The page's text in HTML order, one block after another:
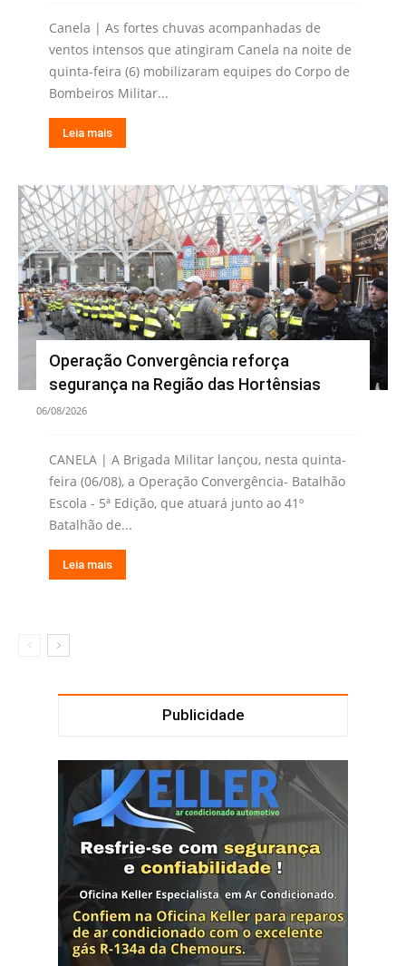
Canela | As fortes chuvas acompanhadas de
ventos intensos que atingiram Canela na noite de
quinta-feira (6) mobilizaram equipes do Corpo de
Bombeiros Militar...
Leia mais
Operação Convergência reforça
segurança na Região das Hortênsias
06/08/2026
CANELA | A Brigada Militar lançou, nesta quinta-
feira (06/08), a Operação Convergência- Batalhão
Escola - 5ª Edição, que atuará junto ao 41º
Batalhão de...
Leia mais
Publicidade